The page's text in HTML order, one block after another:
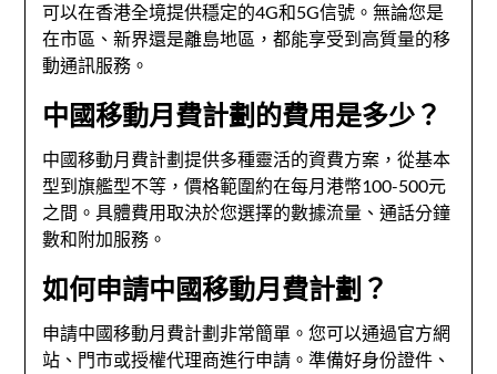
可以在香港全境提供穩定的4G和5G信號。無論您是
在市區、新界還是離島地區，都能享受到高質量的移
動通訊服務。
中國移動月費計劃的費用是多少？
中國移動月費計劃提供多種靈活的資費方案，從基本
型到旗艦型不等，價格範圍約在每月港幣100-500元
之間。具體費用取決於您選擇的數據流量、通話分鐘
數和附加服務。
如何申請中國移動月費計劃？
申請中國移動月費計劃非常簡單。您可以通過官方網
站、門市或授權代理商進行申請。準備好身份證件、